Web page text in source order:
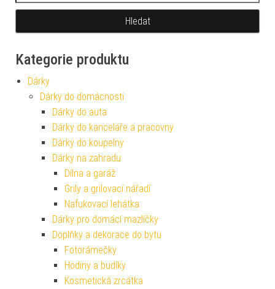
Kategorie produktu
Dárky
Dárky do domácnosti
Dárky do auta
Dárky do kanceláře a pracovny
Dárky do koupelny
Dárky na zahradu
Dílna a garáž
Grily a grilovací nářadí
Nafukovací lehátka
Dárky pro domácí mazlíčky
Doplňky a dekorace do bytu
Fotorámečky
Hodiny a budíky
Kosmetická zrcátka